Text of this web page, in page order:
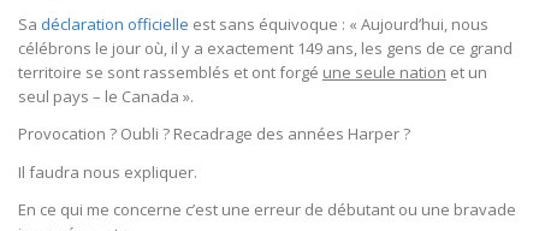
Sa déclaration officielle est sans équivoque : « Aujourd’hui, nous
célébrons le jour où, il y a exactement 149 ans, les gens de ce grand
territoire se sont rassemblés et ont forgé une seule nation et un
seul pays – le Canada ».
Provocation ? Oubli ? Recadrage des années Harper ?
Il faudra nous expliquer.
En ce qui me concerne c’est une erreur de débutant ou une bravade